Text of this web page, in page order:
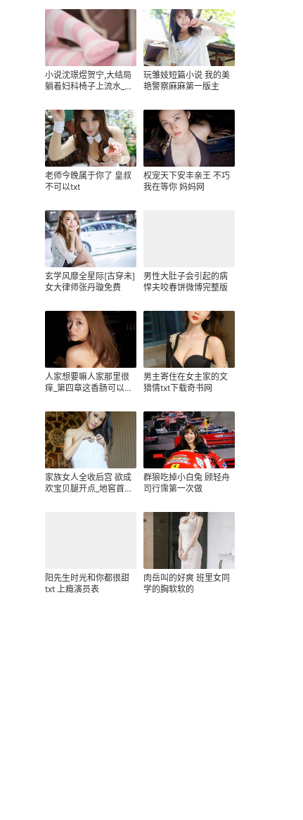
小说沈璟煜贺宁,大结局
躺着妇科椅子上流水_重
玩雏妓短篇小说 我的美
艳警察麻麻第一版主
老师今晚属于你了 皇叔
不可以txt
权宠天下安丰亲王 不巧
我在等你 妈妈网
玄学风靡全星际[古穿未]
女大律师张丹璇免费
男性大肚子会引起的病
悍夫咬春饼微博完整版
人家想要嘛人家那里很
痒_第四章这香肠可以吃
男主寄住在女主家的文
猎情txt下载奇书网
家族女人全收后宫 欲成
欢宝贝腿开点_地窖首席
群狼吃掉小白兔 顾轻舟
司行霈第一次做
阳先生时光和你都很甜
txt 上瘾演员表
肉岳叫的好爽 班里女同
学的胸软软的